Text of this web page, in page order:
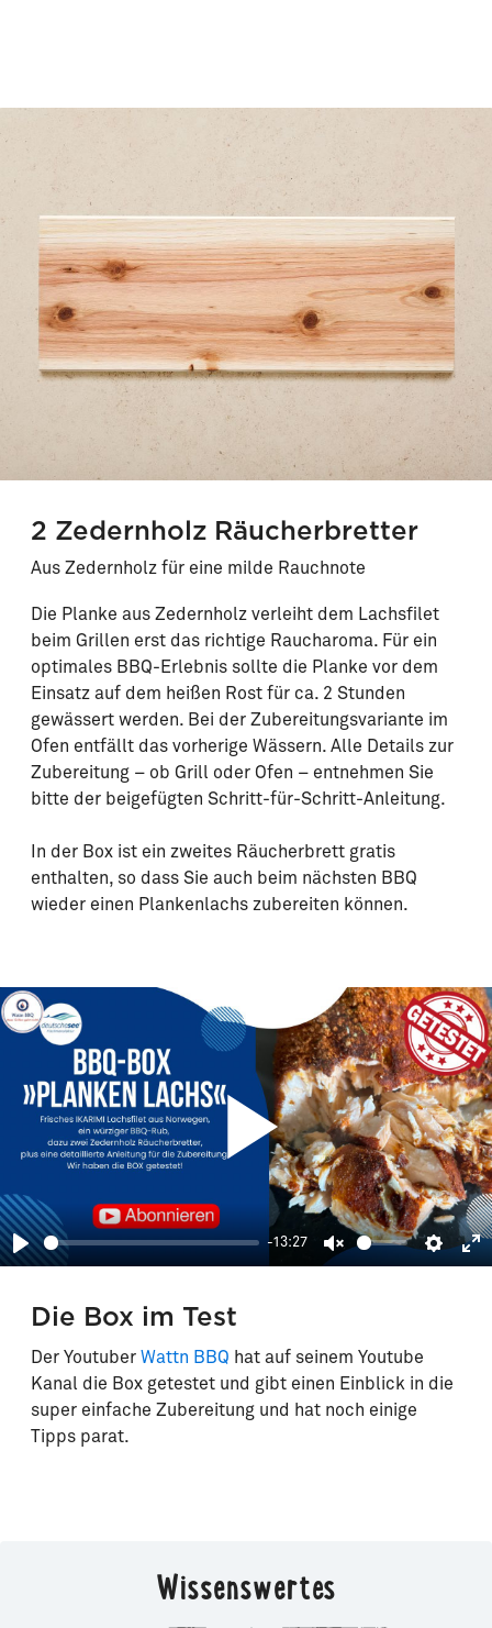
2 Zedernholz Räucherbretter
Aus Zedernholz für eine milde Rauchnote
Die Planke aus Zedernholz verleiht dem Lachsfilet
beim Grillen erst das richtige Raucharoma. Für ein
optimales BBQ-Erlebnis sollte die Planke vor dem
Einsatz auf dem heißen Rost für ca. 2 Stunden
gewässert werden. Bei der Zubereitungsvariante im
Ofen entfällt das vorherige Wässern. Alle Details zur
Zubereitung – ob Grill oder Ofen – entnehmen Sie
bitte der beigefügten Schritt-für-Schritt-Anleitung.
In der Box ist ein zweites Räucherbrett gratis
enthalten, so dass Sie auch beim nächsten BBQ
wieder einen Plankenlachs zubereiten können.
Play
-13:27
Unmute Settings
Die Box im Test
Der Youtuber Wattn BBQ hat auf seinem Youtube
Kanal die Box getestet und gibt einen Einblick in die
super einfache Zubereitung und hat noch einige
Tipps parat.
Wissenswertes